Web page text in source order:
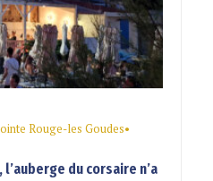
Rouge-les Goudes•
l’auberge du corsaire n’a